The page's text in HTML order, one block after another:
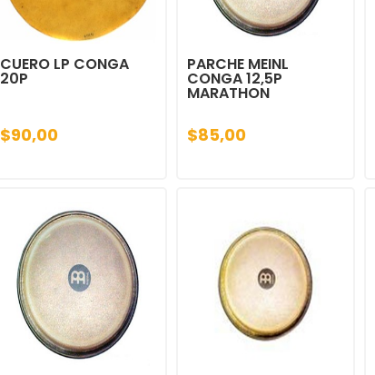
CUERO LP CONGA
20P
$90,00
PARCHE MEINL
CONGA 12,5P
MARATHON
$85,00